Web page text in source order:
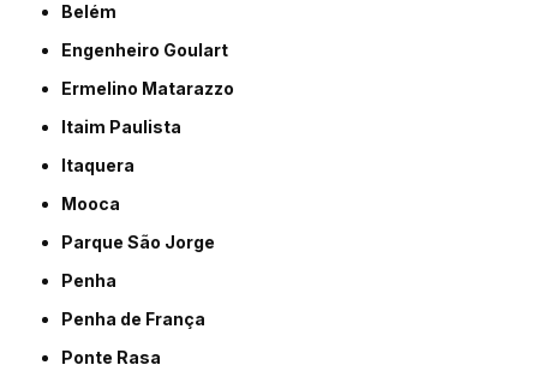
Belém
Engenheiro Goulart
Ermelino Matarazzo
Itaim Paulista
Itaquera
Mooca
Parque São Jorge
Penha
Penha de França
Ponte Rasa